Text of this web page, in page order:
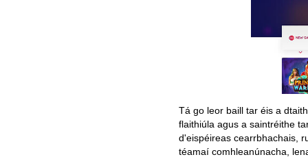
Tá go leor baill tar éis a
flaithiúla agus a saintréithe
d'eispéireas cearrbhachais,
téamaí comhleanúnacha,